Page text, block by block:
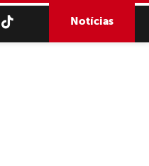
Notícias